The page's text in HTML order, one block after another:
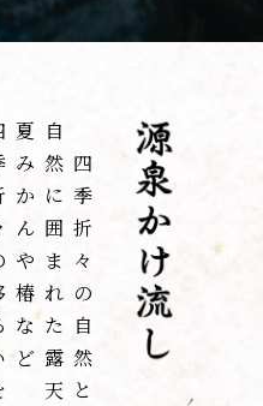
夏
み
か
ん
や
椿
な
ど
自
然
に
囲
ま
れ
た
露
天
四
季
折
々
の
自
然
と